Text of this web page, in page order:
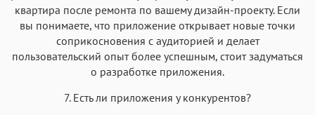
квартира после ремонта по вашему дизайн-проекту. Если
вы понимаете, что приложение открывает новые точки
соприкосновения с аудиторией и делает
пользовательский опыт более успешным, стоит задуматься
о разработке приложения.
7. Есть ли приложения у конкурентов?